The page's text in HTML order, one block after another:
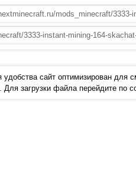
сайт оптимизирован для
Для загрузки файла перейдите по